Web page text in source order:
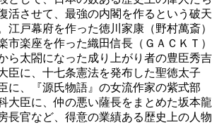
活させて、最強の内閣を作るという破天
江戸幕府を作った徳川家康（野村萬斎）
市楽座を作った織田信長（ＧＡＣＫＴ）
ら太閤になった成り上がり者の豊臣秀吉
臣に、十七条憲法を発布した聖徳太子
に、『源氏物語』の女流作家の紫式部
大臣に、仲の悪い薩長をまとめた坂本龍
長官など、得意の業績ある歴史上の人物